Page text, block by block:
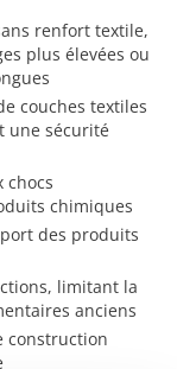
renfort textile,
plus élevées ou
couches textiles
une sécurité
chocs
chimiques
des produits
limitant la
anciens
construction